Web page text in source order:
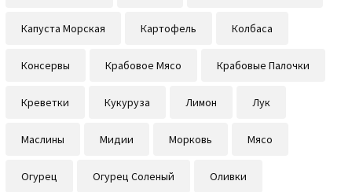
Капуста Морская Картофель Колбаса
Консервы Крабовое Мясо Крабовые Палочки
Креветки Кукуруза Лимон Лук
Маслины Мидии Морковь Мясо
Огурец Огурец Соленый Оливки